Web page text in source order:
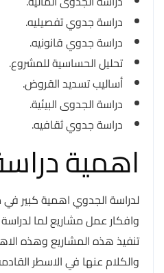
دراسة جدوي تفصيليه.
دراسة جدوي قانونيه.
تحليل الحساسية للمشروع.
أساليب تسديد القروض.
دراسة الجدوى البيئية.
دراسة جدوي ثقافيه.
اهمية
لدراسة الجدوي اهمية كبير في
وافكار عمل مشاريع لما
تنفيذ هذه المشاريع وهذه
والكلام عنها في الاسطر